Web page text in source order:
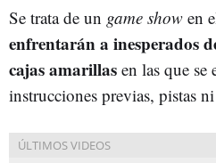
Se trata de un game show en
enfrentarán a inesperados
cajas amarillas en las que se
instrucciones previas, pistas